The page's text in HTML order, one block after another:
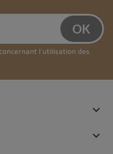
l'utilisation des

